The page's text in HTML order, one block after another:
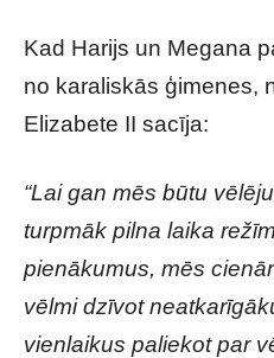
Kad Harijs un Megana
no karaliskās ģimenes,
Elizabete II sacīja:
“Lai gan mēs būtu
turpmāk pilna laika
pienākumus, mēs
vēlmi dzīvot
vienlaikus paliekot par